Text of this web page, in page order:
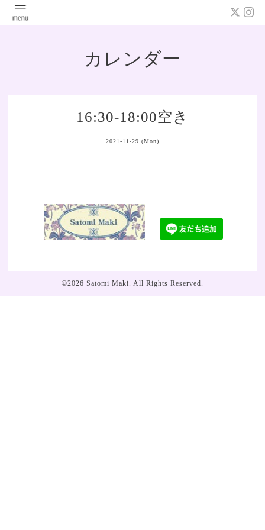
カレンダー
16:30-18:00空き
2021-11-29 (Mon)
©2026 Satomi Maki. All Rights Reserved.